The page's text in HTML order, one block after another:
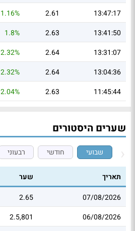
13:47:17
2.61
1.16%
13:41:50
2.63
1.8%
13:31:07
2.64
2.32%
13:04:36
2.64
2.32%
11:45:44
2.63
2.04%
שערים היסטורים
שבועי חודשי רבעוני
תאריך שער
07/08/2026
2.65
06/08/2026
2.5,801